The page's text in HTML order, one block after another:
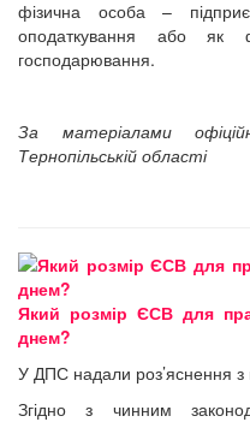
фізична особа –
оподаткування або як
господарювання.
За матеріалами
Тернопільській області
Який розмір ЄСВ для
днем?
У ДПС надали роз’яснення з
Згідно з чинним